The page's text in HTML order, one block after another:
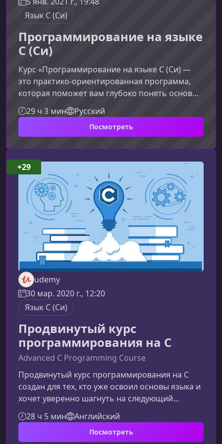
Язык C (Си)
Программирование на языке
C (Си)
Курс «Программирование на языке C (Си) —
это практико‑ориентированная программа,
которая поможет вам глубоко понять основы
языка С, научиться эффективно
разрабатывать алгоритмы, выбирать
оптимальные структуры данных и создавать
сочетает теорию и практику, позволяя
уверенно применять знания в реальных
задачах.Почему стоит изучать язык CЯзык С —
один из ключевых инструментов
профессионального программиста.
29 ч 3 мин Русский
Посмотреть
udemy
30 мар. 2020 г., 12:20
Язык C (Си)
Продвинутый курс
программирования на C
Advanced C Programming Course
Продвинутый курс программирования на C
создан для тех, кто уже освоил основы языка и
хочет уверенно шагнуть на следующий
уровень. Если вы стремитесь
совершенствовать навыки разработки,
оптимизации и архитектурного мышления,
28 ч 5 мин Английский
Посмотреть
+29